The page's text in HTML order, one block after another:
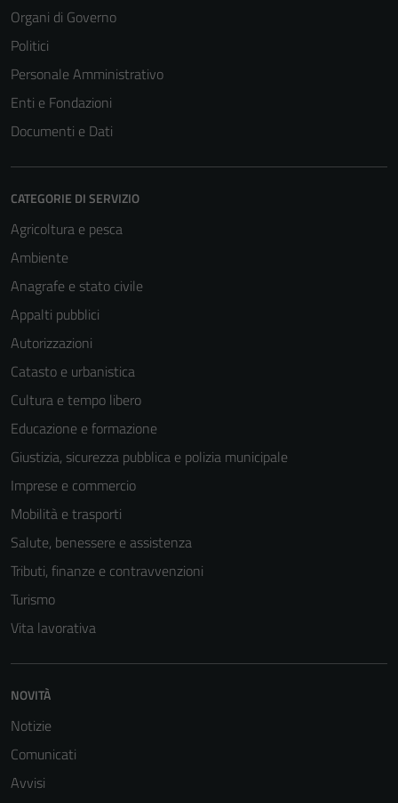
Organi di Governo
Politici
Personale Amministrativo
Enti e Fondazioni
Documenti e Dati
CATEGORIE DI SERVIZIO
Agricoltura e pesca
Ambiente
Anagrafe e stato civile
Appalti pubblici
Autorizzazioni
Catasto e urbanistica
Cultura e tempo libero
Educazione e formazione
Giustizia, sicurezza pubblica e polizia municipale
Imprese e commercio
Mobilità e trasporti
Salute, benessere e assistenza
Tributi, finanze e contravvenzioni
Turismo
Vita lavorativa
NOVITÀ
Notizie
Comunicati
Avvisi